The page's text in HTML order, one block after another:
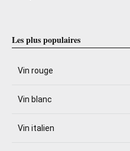
Les plus populaires
Vin rouge
Vin blanc
Vin italien